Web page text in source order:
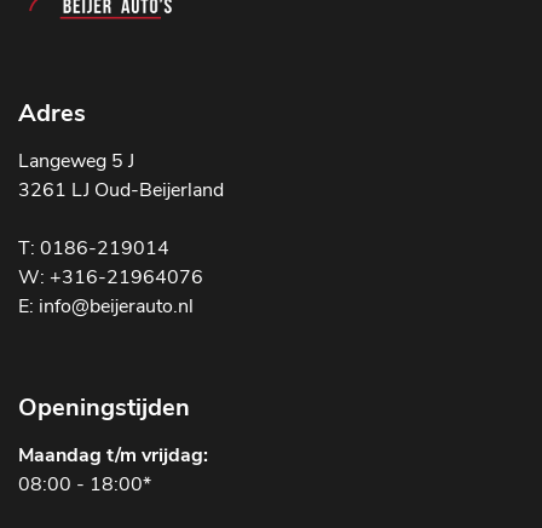
Adres
Langeweg 5 J
3261 LJ Oud-Beijerland
T: 0186-219014
W: +316-21964076
E: info@beijerauto.nl
Openingstijden
Maandag t/m vrijdag:
08:00 - 18:00*